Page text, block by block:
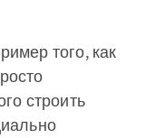
того, как
строить